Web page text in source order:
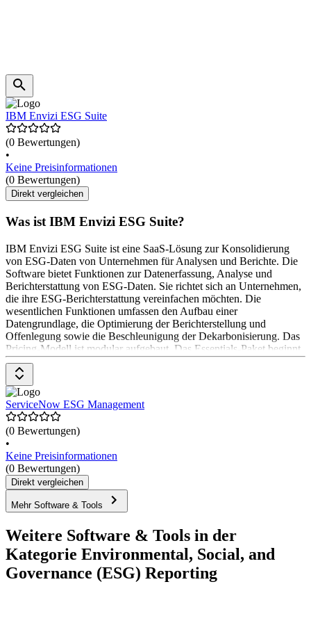
IBM Envizi ESG Suite
(0 Bewertungen)
•
Keine Preisinformationen
(0 Bewertungen)
Direkt vergleichen
Was ist IBM Envizi ESG Suite?
IBM Envizi ESG Suite ist eine SaaS-Lösung zur Konsolidierung
von ESG-Daten von Unternehmen für Analysen und Berichte. Die
Software bietet Funktionen zur Datenerfassung, Analyse und
Berichterstattung von ESG-Daten. Sie richtet sich an Unternehmen,
die ihre ESG-Berichterstattung vereinfachen möchten. Die
wesentlichen Funktionen umfassen den Aufbau einer
Datengrundlage, die Optimierung der Berichterstellung und
Offenlegung sowie die Beschleunigung der Dekarbonisierung. Das
Pricing-Modell ist modular aufgebaut. Das Essentials-Paket beginnt
bei $ 30.000 pro Jahr, das Standard-Paket bei $ 45.000 pro Jahr. Für
das Premium-Paket wird ein individueller Kostenvoranschlag
erstellt.
ServiceNow ESG Management
(0 Bewertungen)
•
Keine Preisinformationen
(0 Bewertungen)
Direkt vergleichen
Mehr Software & Tools
Weitere Software & Tools in der
Kategorie Environmental, Social, and
Governance (ESG) Reporting